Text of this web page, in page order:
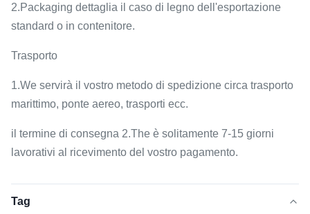
2.Packaging dettaglia il caso di legno dell'esportazione
standard o in contenitore.
Trasporto
1.We servirà il vostro metodo di spedizione circa trasporto
marittimo, ponte aereo, trasporti ecc.
il termine di consegna 2.The è solitamente 7-15 giorni
lavorativi al ricevimento del vostro pagamento.
Tag